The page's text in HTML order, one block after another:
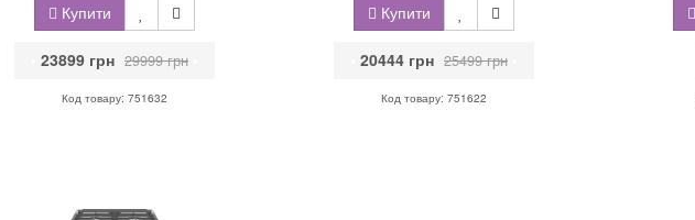
Купити
23899 грн 29999 грн
Код товару: 751632
Купити
20444 грн 25499 грн
Код товару: 751622